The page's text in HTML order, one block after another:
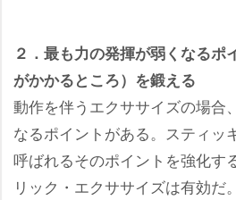
２．最も力の発揮が弱くなるポ
がかかるところ）を鍛える
動作を伴うエクササイズの場合
なるポイントがある。スティッ
呼ばれるそのポイントを強化す
リック・エクササイズは有効だ。